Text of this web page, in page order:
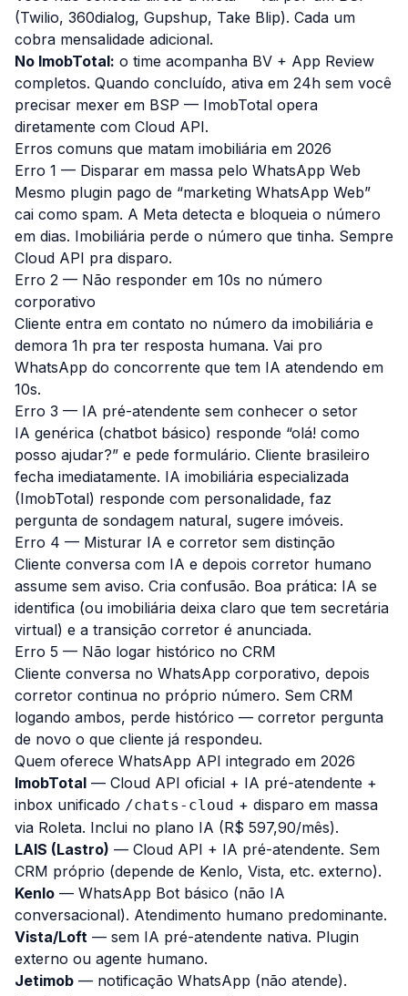
(Twilio, 360dialog, Gupshup, Take Blip). Cada um
cobra mensalidade adicional.
No ImobTotal: o time acompanha BV + App Review
completos. Quando concluído, ativa em 24h sem você
precisar mexer em BSP — ImobTotal opera
diretamente com Cloud API.
Erros comuns que matam imobiliária em 2026
Erro 1 — Disparar em massa pelo WhatsApp Web
Mesmo plugin pago de “marketing WhatsApp Web”
cai como spam. A Meta detecta e bloqueia o número
em dias. Imobiliária perde o número que tinha. Sempre
Cloud API pra disparo.
Erro 2 — Não responder em 10s no número
corporativo
Cliente entra em contato no número da imobiliária e
demora 1h pra ter resposta humana. Vai pro
WhatsApp do concorrente que tem IA atendendo em
10s.
Erro 3 — IA pré-atendente sem conhecer o setor
IA genérica (chatbot básico) responde “olá! como
posso ajudar?” e pede formulário. Cliente brasileiro
fecha imediatamente. IA imobiliária especializada
(ImobTotal) responde com personalidade, faz
pergunta de sondagem natural, sugere imóveis.
Erro 4 — Misturar IA e corretor sem distinção
Cliente conversa com IA e depois corretor humano
assume sem aviso. Cria confusão. Boa prática: IA se
identifica (ou imobiliária deixa claro que tem secretária
virtual) e a transição corretor é anunciada.
Erro 5 — Não logar histórico no CRM
Cliente conversa no WhatsApp corporativo, depois
corretor continua no próprio número. Sem CRM
logando ambos, perde histórico — corretor pergunta
de novo o que cliente já respondeu.
Quem oferece WhatsApp API integrado em 2026
ImobTotal — Cloud API oficial + IA pré-atendente +
inbox unificado /chats-cloud + disparo em massa
via Roleta. Inclui no plano IA (R$ 597,90/mês).
LAIS (Lastro) — Cloud API + IA pré-atendente. Sem
CRM próprio (depende de Kenlo, Vista, etc. externo).
Kenlo — WhatsApp Bot básico (não IA
conversacional). Atendimento humano predominante.
Vista/Loft — sem IA pré-atendente nativa. Plugin
externo ou agente humano.
Jetimob — notificação WhatsApp (não atende).